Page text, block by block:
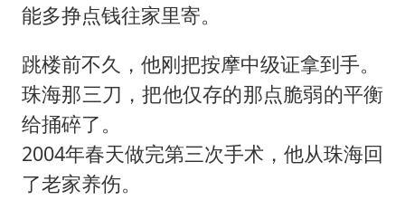
能多挣点钱往家里寄。
跳楼前不久，他刚把按摩中级证拿到手。
珠海那三刀，把他仅存的那点脆弱的平衡
给捅碎了。
2004年春天做完第三次手术，他从珠海回
了老家养伤。